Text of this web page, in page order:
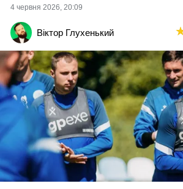
Різне
Букмекери
Казино
4 червня 2026, 20:09
Віктор Глухенький